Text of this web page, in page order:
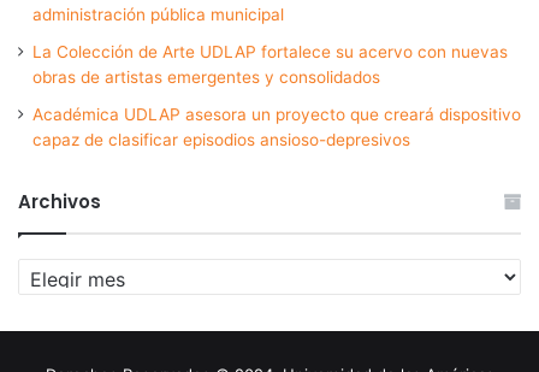
administración pública municipal
La Colección de Arte UDLAP fortalece su acervo con nuevas
obras de artistas emergentes y consolidados
Académica UDLAP asesora un proyecto que creará dispositivo
capaz de clasificar episodios ansioso-depresivos
Archivos
Archivos